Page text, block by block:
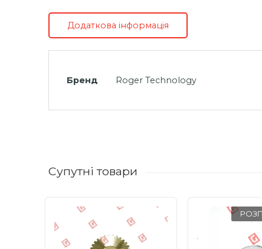
Додаткова інформація
Бренд Roger Technology
Супутні товари